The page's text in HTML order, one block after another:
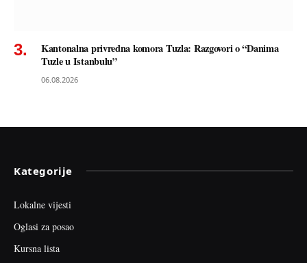
Kantonalna privredna komora Tuzla: Razgovori o “Danima
Tuzle u Istanbulu”
06.08.2026
Kategorije
Lokalne vijesti
Oglasi za posao
Kursna lista